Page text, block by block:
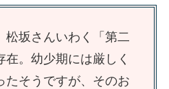
松坂さんいわく「第二
。幼少期には厳しく
たそうですが、そのお